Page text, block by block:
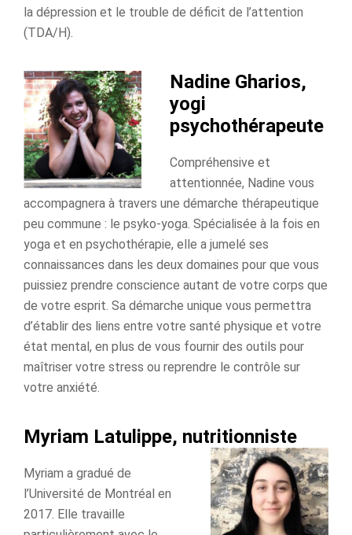
la dépression et le trouble de déficit de l’attention
(TDA/H).
Nadine Gharios,
yogi
psychothérapeute
Compréhensive et
attentionnée, Nadine vous
accompagnera à travers une démarche thérapeutique
peu commune : le psyko-yoga. Spécialisée à la fois en
yoga et en psychothérapie, elle a jumelé ses
connaissances dans les deux domaines pour que vous
puissiez prendre conscience autant de votre corps que
de votre esprit. Sa démarche unique vous permettra
d’établir des liens entre votre santé physique et votre
état mental, en plus de vous fournir des outils pour
maîtriser votre stress ou reprendre le contrôle sur
votre anxiété.
Myriam Latulippe, nutritionniste
Myriam a gradué de
l’Université de Montréal en
2017. Elle travaille